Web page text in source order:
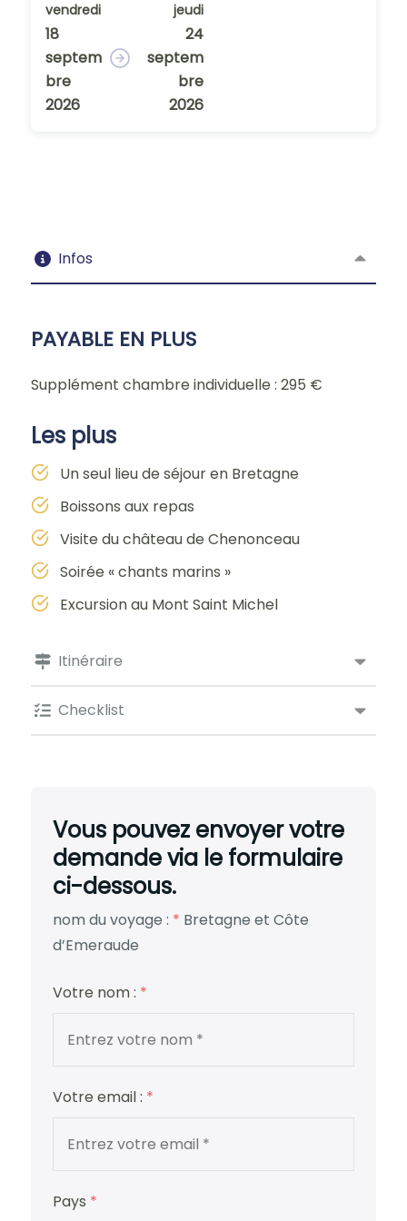
vendredi
18
septem
bre
2026
jeudi
24
septem
bre
2026
Infos
Itinéraire
Checklist
PAYABLE EN PLUS
Supplément chambre individuelle : 295 €
Les plus
Un seul lieu de séjour en Bretagne
Boissons aux repas
Visite du château de Chenonceau
Soirée « chants marins »
Excursion au Mont Saint Michel
Vous pouvez envoyer votre
demande via le formulaire
ci-dessous.
nom du voyage : * Bretagne et Côte
d’Emeraude
Votre nom : *
Votre email : *
Pays *